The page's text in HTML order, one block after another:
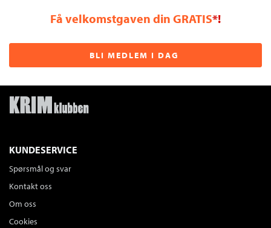
Få velkomstgaven din GRATIS*!
BLI MEDLEM I DAG
KUNDESERVICE
Spørsmål og svar
Kontakt oss
Om oss
Cookies